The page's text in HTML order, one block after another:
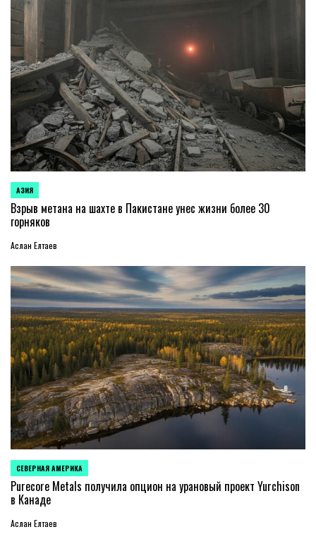
ОПУБЛИКОВАНО
В
АЗИЯ
Взрыв метана на шахте в Пакистане унес жизни более 30
горняков
Аслан Елтаев
ОПУБЛИКОВАНО
В
СЕВЕРНАЯ АМЕРИКА
Purecore Metals получила опцион на урановый проект Yurchison
в Канаде
Аслан Елтаев